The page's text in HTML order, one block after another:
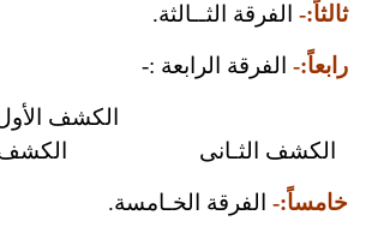
ثالثاً:- الفرقة الثــالثة.
رابعاً:- الفرقة الرابعة :-
الكشف
الكشف الثـانى
الكشف
خامساً:- الفرقة الخـامسة.